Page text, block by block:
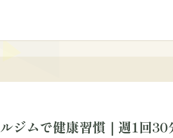
ジムで健康習慣｜週1回30